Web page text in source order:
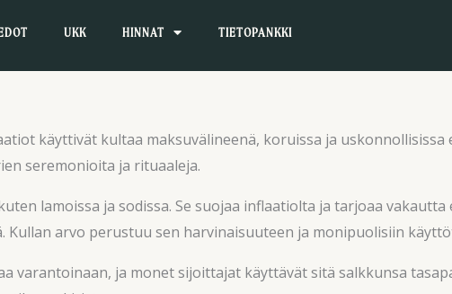
UKK HINNAT TIETOPANKKI
käyttivät kultaa maksuvälineenä, koruissa ja uskonnollisissa
seremonioita ja rituaaleja.
lamoissa ja sodissa. Se suojaa inflaatiolta ja tarjoaa vakautta
arvo perustuu sen harvinaisuuteen ja monipuolisiin
varantoinaan, ja monet sijoittajat käyttävät sitä salkkunsa